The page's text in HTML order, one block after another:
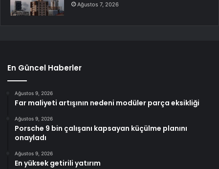
Ağustos 7, 2026
En Güncel Haberler
Ağustos 9, 2026
Far maliyeti artışının nedeni modüler parça eksikliği
Ağustos 9, 2026
Porsche 9 bin çalışanı kapsayan küçülme planını
onayladı
Ağustos 9, 2026
En yüksek getirili yatırım